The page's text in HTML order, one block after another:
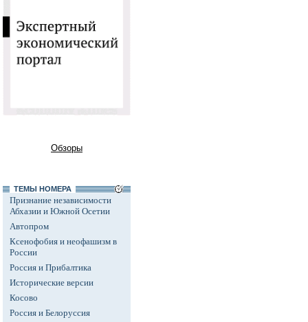
Обзоры
ТЕМЫ НОМЕРА
Признание независимости
Абхазии и Южной Осетии
Автопром
Ксенофобия и неофашизм в
России
Россия и Прибалтика
Исторические версии
Косово
Россия и Белоруссия